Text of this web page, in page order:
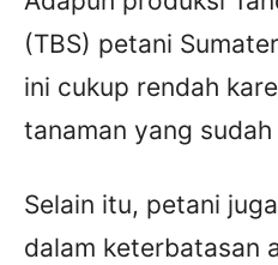
(TBS) petani
ini cukup rendah
tanaman yang sudah
Selain itu, petani
dalam keterbatasan